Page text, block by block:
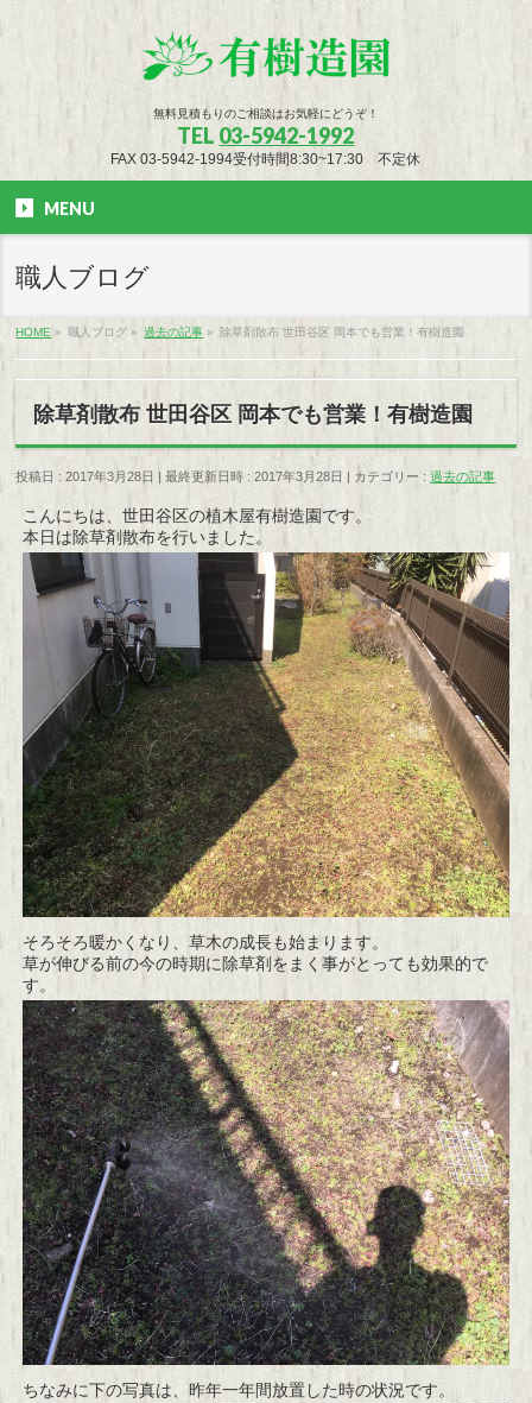
無料見積もりのご相談はお気軽にどうぞ！
TEL 03-5942-1992
FAX 03-5942-1994受付時間8:30~17:30 不定休
MENU
職人ブログ
HOME » 職人ブログ » 過去の記事 » 除草剤散布 世田谷区 岡本でも営業！有樹造園
除草剤散布 世田谷区 岡本でも営業！有樹造園
投稿日 : 2017年3月28日 最終更新日時 : 2017年3月28日 カテゴリー :過去の記事
こんにちは、世田谷区の植木屋有樹造園です。
本日は除草剤散布を行いました。
そろそろ暖かくなり、草木の成長も始まります。
草が伸びる前の今の時期に除草剤をまく事がとっても効果的で
す。
ちなみに下の写真は、昨年一年間放置した時の状況です。